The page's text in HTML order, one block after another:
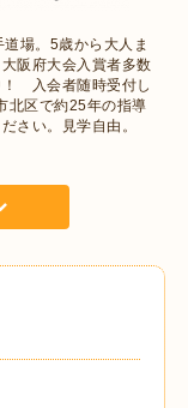
場。5歳から大人ま
阪府大会入賞者多数
入会者随時受付し
北区で約25年の指導
さい。見学自由。